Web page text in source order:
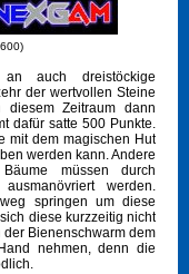
auch dreistöckige
der wertvollen Steine
Zeitraum dann
dafür satte 500 Punkte.
mit dem magischen Hut
werden kann. Andere
müssen durch
werden.
springen um diese
diese kurzzeitig nicht
Bienenschwarm dem
nehmen, denn die